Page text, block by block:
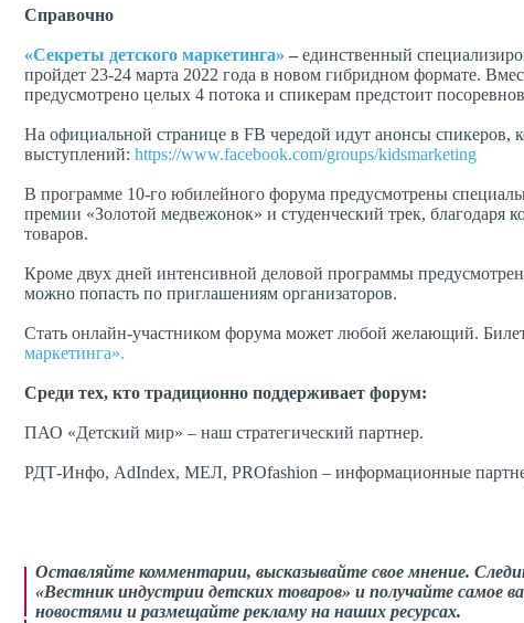
Справочно
«Секреты детского маркетинга» – единственный
пройдет 23-24 марта 2022 года в новом гибридном формате.
предусмотрено целых 4 потока и спикерам предстоит
На официальной странице в FB чередой идут анонсы
выступлений: https://www.facebook.com/groups/kidsmarketing
В программе 10-го юбилейного форума предусмотрены
премии «Золотой медвежонок» и студенческий трек,
товаров.
Кроме двух дней интенсивной деловой программы
можно попасть по приглашениям организаторов.
Стать онлайн-участником форума может любой желающий.
маркетинга».
Среди тех, кто традиционно поддерживает форум:
ПАО «Детский мир» – наш стратегический партнер.
РДТ-Инфо, AdIndex, МЕЛ, PROfashion – информационные
Оставляйте комментарии, высказывайте свое мнение.
«Вестник индустрии детских товаров» и получайте самое
новостями и размещайте рекламу на наших ресурсах.